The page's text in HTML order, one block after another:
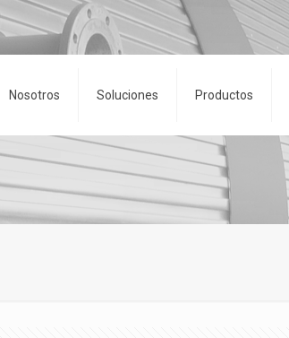
Nosotros Soluciones Productos